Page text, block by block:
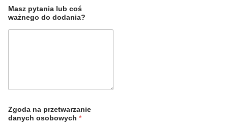
Masz pytania lub coś
ważnego do dodania?
Zgoda na przetwarzanie
danych osobowych *